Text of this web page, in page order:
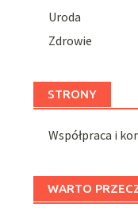
Uroda
Zdrowie
STRONY
Współpraca i
WARTO